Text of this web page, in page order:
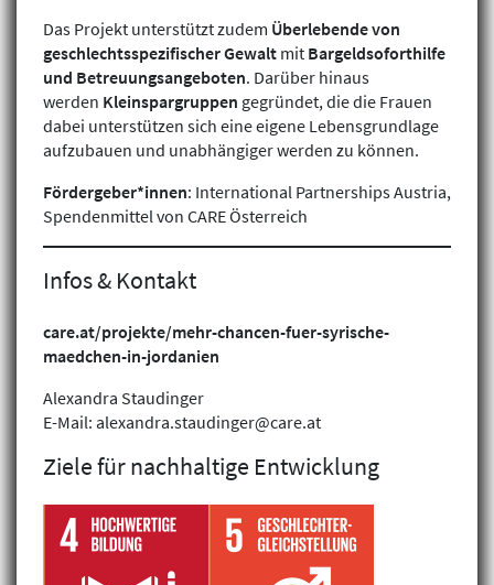
Projekte finden
Das Projekt unterstützt zudem Überlebende von
geschlechtsspezifischer Gewalt mit Bargeldsoforthilfe
und Betreuungsangeboten. Darüber hinaus
werden Kleinspargruppen gegründet, die die Frauen
dabei unterstützen sich eine eigene Lebensgrundlage
aufzubauen und unabhängiger werden zu können.
Fördergeber*innen: International Partnerships Austria,
Spendenmittel von CARE Österreich
Infos & Kontakt
care.at/projekte/mehr-chancen-fuer-syrische-
maedchen-in-jordanien
Alexandra Staudinger
E-Mail: alexandra.staudinger@care.at
Ziele für nachhaltige Entwicklung